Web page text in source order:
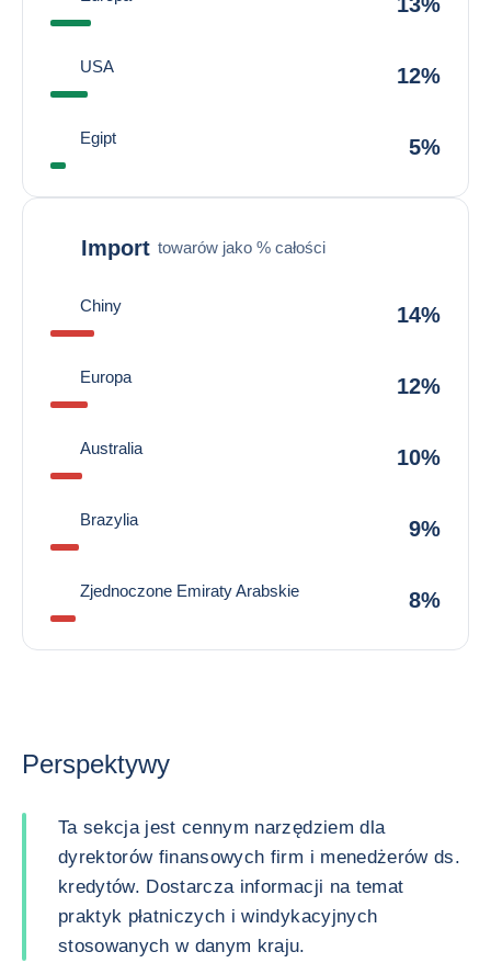
USA 12%
Egipt 5%
Import towarów jako % całości
Chiny 14%
Europa 12%
Australia 10%
Brazylia 9%
Zjednoczone Emiraty Arabskie 8%
Perspektywy
Ta sekcja jest cennym narzędziem dla
dyrektorów finansowych firm i menedżerów ds.
kredytów. Dostarcza informacji na temat
praktyk płatniczych i windykacyjnych
stosowanych w danym kraju.